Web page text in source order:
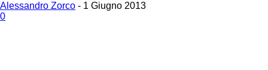
Alessandro Zorco - 1 Giugno 2013
0